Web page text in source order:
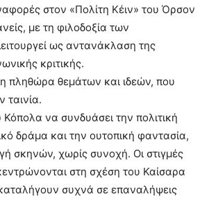
στον «Πολίτη Κέιν» του Όρσον
με τη φιλοδοξία των
ως αντανάκλαση της
κριτικής.
πληθώρα θεμάτων και ιδεών, που
ταινία.
να συνδυάσει την πολιτική
δράμα και την ουτοπική φαντασία,
σκηνών, χωρίς συνοχή. Οι στιγμές
στη σχέση του Καίσαρα
συχνά σε επαναλήψεις